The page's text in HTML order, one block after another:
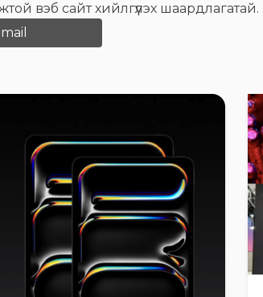
вэб сайт хийлгүүлэх шаардлагатай.